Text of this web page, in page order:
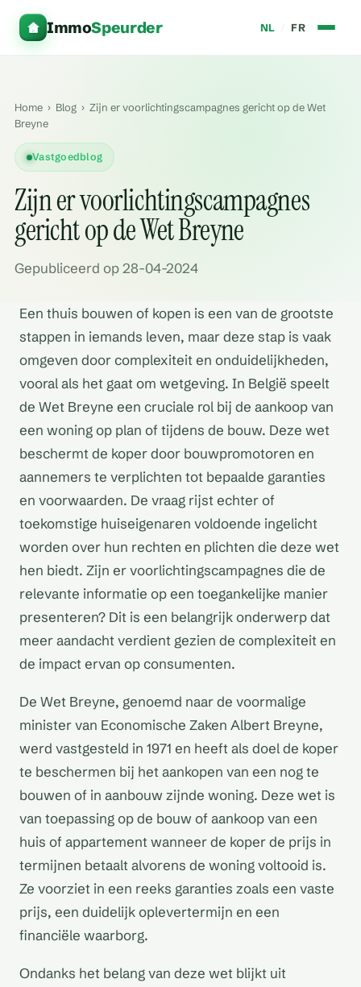
ImmoSpeurder NL FR
Home › Blog › Zijn er voorlichtingscampagnes gericht op de Wet
Breyne
Vastgoedblog
Zijn er voorlichtingscampagnes
gericht op de Wet Breyne
Gepubliceerd op 28-04-2024
Een thuis bouwen of kopen is een van de grootste
stappen in iemands leven, maar deze stap is vaak
omgeven door complexiteit en onduidelijkheden,
vooral als het gaat om wetgeving. In België speelt
de Wet Breyne een cruciale rol bij de aankoop van
een woning op plan of tijdens de bouw. Deze wet
beschermt de koper door bouwpromotoren en
aannemers te verplichten tot bepaalde garanties
en voorwaarden. De vraag rijst echter of
toekomstige huiseigenaren voldoende ingelicht
worden over hun rechten en plichten die deze wet
hen biedt. Zijn er voorlichtingscampagnes die de
relevante informatie op een toegankelijke manier
presenteren? Dit is een belangrijk onderwerp dat
meer aandacht verdient gezien de complexiteit en
de impact ervan op consumenten.
De Wet Breyne, genoemd naar de voormalige
minister van Economische Zaken Albert Breyne,
werd vastgesteld in 1971 en heeft als doel de koper
te beschermen bij het aankopen van een nog te
bouwen of in aanbouw zijnde woning. Deze wet is
van toepassing op de bouw of aankoop van een
huis of appartement wanneer de koper de prijs in
termijnen betaalt alvorens de woning voltooid is.
Ze voorziet in een reeks garanties zoals een vaste
prijs, een duidelijk oplevertermijn en een
financiële waarborg.
Ondanks het belang van deze wet blijkt uit